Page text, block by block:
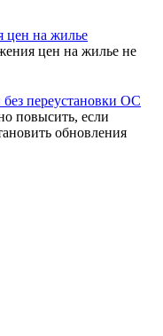
цен на жилье
цен на жилье не
переустановки ОС
повысить, если
обновления